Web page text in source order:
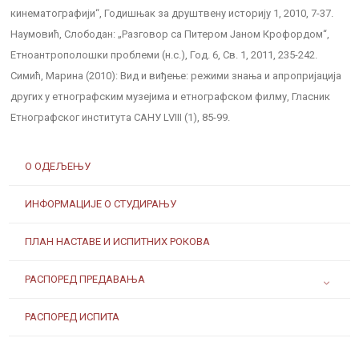
О ОДЕЉЕЊУ
ИНФОРМАЦИЈЕ О СТУДИРАЊУ
ПЛАН НАСТАВЕ И ИСПИТНИХ РОКОВА
РАСПОРЕД ПРЕДАВАЊА
РАСПОРЕД ИСПИТА
кинематографији“, Годишњак за друштвену историју 1, 2010, 7-37.
Наумовић, Слободан: „Разговор са Питером Јаном Крофордом“,
Етноантрополошки проблеми (н.с.), Год. 6, Св. 1, 2011, 235-242.
Симић, Марина (2010): Вид и виђење: режими знања и апропријација
других у етнографским музејима и етнографском филму, Гласник
Етнографског института САНУ LVIII (1), 85-99.